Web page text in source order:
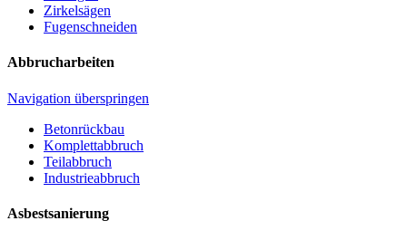
Zirkelsägen
Fugenschneiden
Abbrucharbeiten
Navigation überspringen
Betonrückbau
Komplettabbruch
Teilabbruch
Industrieabbruch
Asbestsanierung